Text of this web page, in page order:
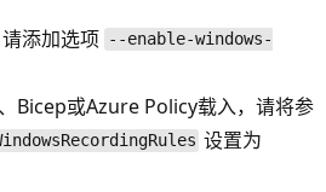
添加选项 --enable-windows-
Bicep或Azure Policy载入，请将参
设置为